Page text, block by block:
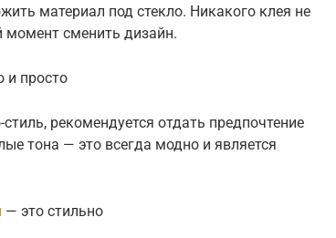
материал под стекло. Никакого клея не
сменить дизайн.
и просто
рекомендуется отдать предпочтение
тона — это всегда модно и является
— это стильно